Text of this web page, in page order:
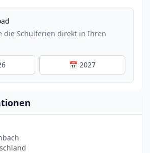
die Schulferien direkt in Ihren
📅 2027